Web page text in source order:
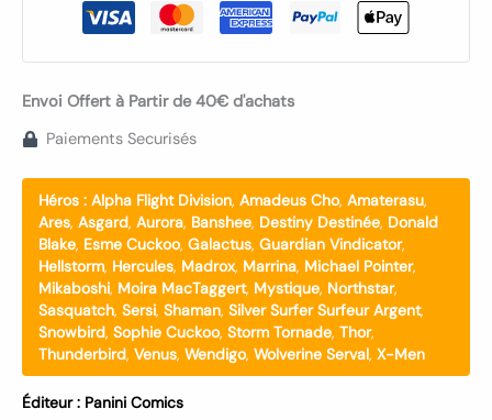
Envoi Offert à Partir de 40€ d'achats
Paiements Securisés
Héros : Alpha Flight Division, Amadeus Cho, Amaterasu,
Ares, Asgard, Aurora, Banshee, Destiny Destinée, Donald
Blake, Esme Cuckoo, Galactus, Guardian Vindicator,
Hellstorm, Hercules, Madrox, Marrina, Michael Pointer,
Mikaboshi, Moira MacTaggert, Mystique, Northstar,
Sasquatch, Sersi, Shaman, Silver Surfer Surfeur Argent,
Snowbird, Sophie Cuckoo, Storm Tornade, Thor,
Thunderbird, Venus, Wendigo, Wolverine Serval, X-Men
Éditeur : Panini Comics